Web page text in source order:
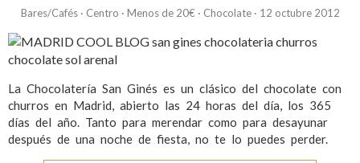
Bares/Cafés· Centro · Menos de 20€ · Chocolate· 12 octubre 2012
La Chocolatería San Ginés es un clásico del chocolate con
churros en Madrid, abierto las 24 horas del día, los 365
días del año. Tanto para merendar como para desayunar
después de una noche de fiesta, no te lo puedes perder.